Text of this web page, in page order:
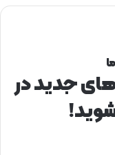
جدید در